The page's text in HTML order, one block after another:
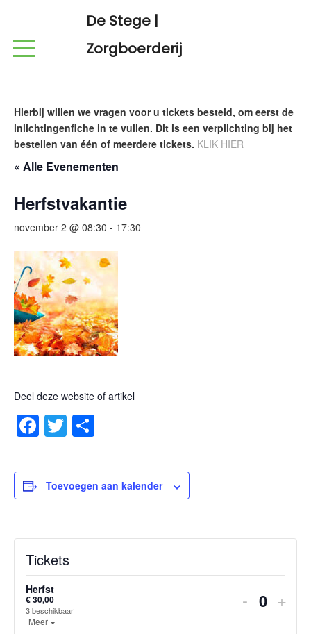
De Stege |
Zorgboerderij
Hierbij willen we vragen voor u tickets besteld, om eerst de
inlichtingenfiche in te vullen. Dit is een verplichting bij het
bestellen van één of meerdere tickets. KLIK HIER
« Alle Evenementen
Herfstvakantie
november 2 @ 08:30 - 17:30
Deel deze website of artikel
Facebook
Twitter
Toevoegen aan kalender
Tickets
Herfst
€30,00
3beschikbaar
Ticketbeschrijving openen.
Meer
Verhoog
- +